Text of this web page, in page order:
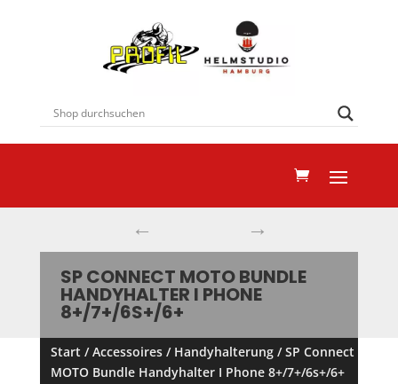
← →
SP CONNECT MOTO BUNDLE
HANDYHALTER I PHONE
8+/7+/6S+/6+
Start /Accessoires/ Handyhalterung/ SP Connect
MOTO Bundle Handyhalter I Phone 8+/7+/6s+/6+